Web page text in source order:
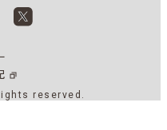
reserved.